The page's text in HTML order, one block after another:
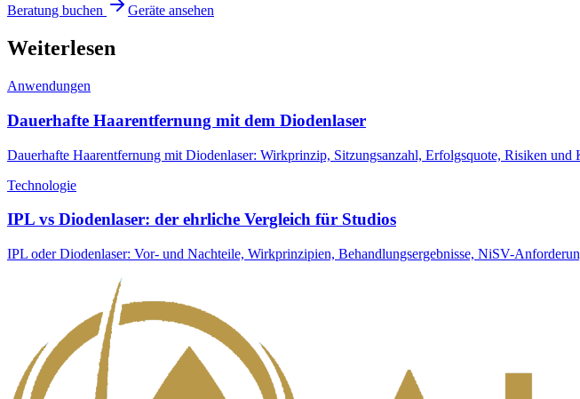
Beratung buchen Geräte ansehen
Weiterlesen
Anwendungen
Dauerhafte Haarentfernung mit dem Diodenlaser
Dauerhafte Haarentfernung mit Diodenlaser: Wirkprinzip, Sitzungsanzahl, Erfolgsquote, Risiken
Technologie
IPL vs Diodenlaser: der ehrliche Vergleich für Studios
IPL oder Diodenlaser: Vor- und Nachteile, Wirkprinzipien, Behandlungsergebnisse, NiSV-